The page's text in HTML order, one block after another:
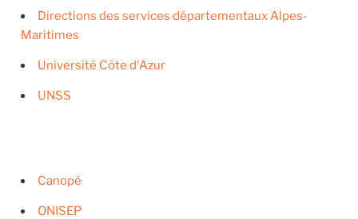
Directions des services départementaux Alpes-
Maritimes
Université Côte d'Azur
UNSS
Canopé
ONISEP